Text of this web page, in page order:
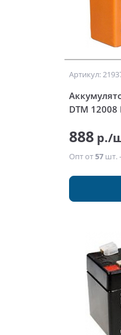
Артикул:
DTM 12008
888 р./
Опт от57 шт.